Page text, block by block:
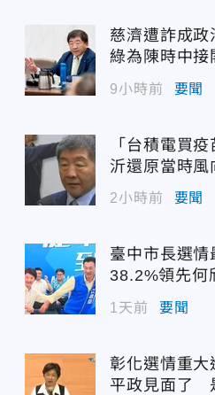
慈濟遭詐成
綠為陳時中接
9小時前 要聞
「台積電買
沂還原當時風
憶？
2小時前 要聞
臺中市長選情
38.2%領先
代支持度全面
1天前 要聞
彰化選情重大
平政見面了